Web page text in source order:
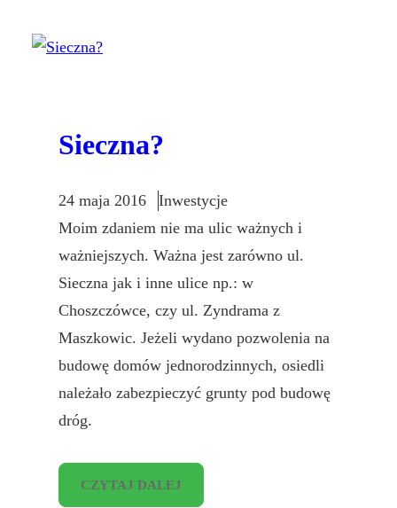
Sieczna?
24 maja 2016
Inwestycje
Moim zdaniem nie ma ulic ważnych i
ważniejszych. Ważna jest zarówno ul.
Sieczna jak i inne ulice np.: w
Choszczówce, czy ul. Zyndrama z
Maszkowic. Jeżeli wydano pozwolenia na
budowę domów jednorodzinnych, osiedli
należało zabezpieczyć grunty pod budowę
dróg.
CZYTAJ DALEJ